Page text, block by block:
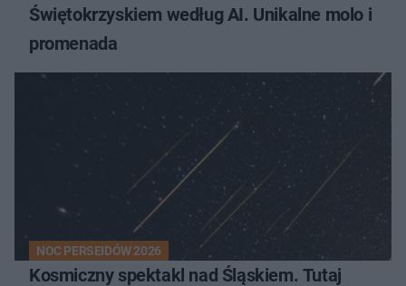
Świętokrzyskiem według AI. Unikalne molo i
promenada
NOC PERSEIDÓW 2026
Kosmiczny spektakl nad Śląskiem. Tutaj